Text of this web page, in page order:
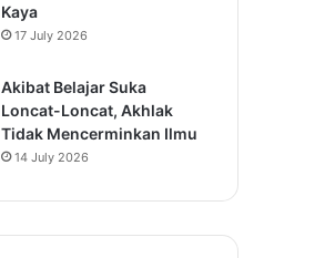
Kaya
17 July 2026
Akibat Belajar Suka
Loncat-Loncat, Akhlak
Tidak Mencerminkan Ilmu
14 July 2026